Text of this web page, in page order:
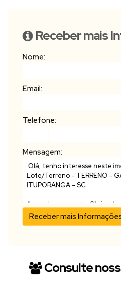
Receber mais
Nome:
Email:
Telefone:
Mensagem:
Consulte